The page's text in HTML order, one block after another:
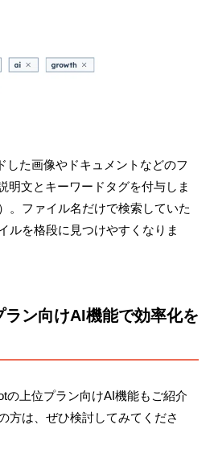
した画像やドキュメントなどのフ
明文とキーワードタグを付与しま
。ファイル名だけで検索していた
ルを格段に見つけやすくなりま
ラン向けAI機能で効率化を
の上位プラン向けAI機能もご紹介
方は、ぜひ検討してみてくださ